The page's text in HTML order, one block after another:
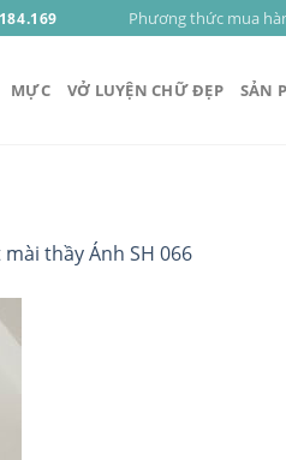
Phương thức mua
MỰC VỞ LUYỆN CHỮ ĐẸP SẢN
mài thầy Ánh SH 066